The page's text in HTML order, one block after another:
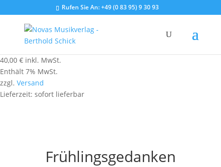
Rufen Sie An:+49 (0 83 95) 9 30 93
40,00 € inkl. MwSt.
Enthält 7% MwSt.
zzgl. Versand
Lieferzeit: sofort lieferbar
Frühlingsgedanken